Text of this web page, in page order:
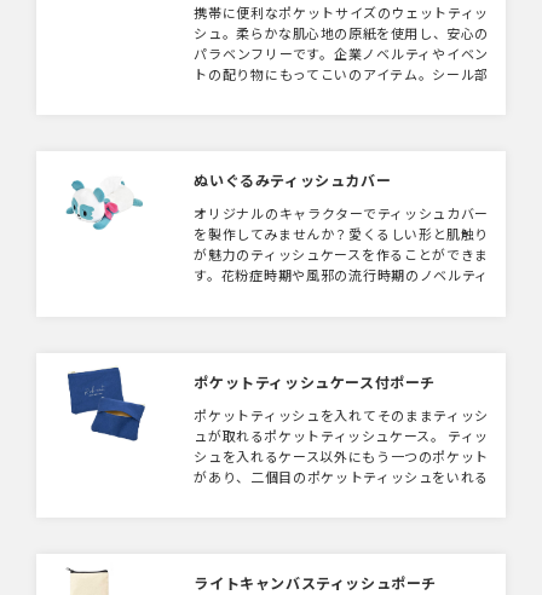
携帯に便利なポケットサイズのウェットティッ
シュ。柔らかな肌心地の原紙を使用し、安心の
パラベンフリーです。企業ノベルティやイベン
トの配り物にもってこいのアイテム。シール部
ぬいぐるみティッシュカバー
オリジナルのキャラクターでティッシュカバー
を製作してみませんか？愛くるしい形と肌触り
が魅力のティッシュケースを作ることができま
す。花粉症時期や風邪の流行時期のノベルティ
ポケットティッシュケース付ポーチ
ポケットティッシュを入れてそのままティッシ
ュが取れるポケットティッシュケース。 ティッ
シュを入れるケース以外にもう一つのポケット
があり、二個目のポケットティッシュをいれる
ライトキャンバスティッシュポーチ